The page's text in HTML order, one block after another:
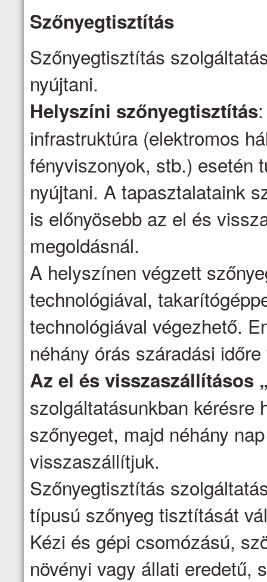
Szőnyegtisztítás
Szőnyegtisztítás
nyújtani.
Helyszíni szőnyegtisztítás
infrastruktúra (elektromos
fényviszonyok, stb.) esetén
nyújtani. A tapasztalataink
is előnyösebb az el és
megoldásnál.
A helyszínen végzett
technológiával,
technológiával végezhető.
néhány órás száradási
Az el és visszaszállításos
szolgáltatásunkban kérésre
szőnyeget, majd néhány
visszaszállítjuk.
Szőnyegtisztítás
típusú szőnyeg tisztítását
Kézi és gépi csomózású,
növényi vagy állati eredetű,